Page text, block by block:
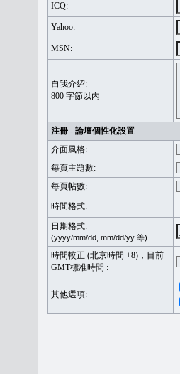
ICQ:
Yahoo:
MSN:
自我介紹:
800 字節以內
注冊 - 論壇個性化設置
介面風格:
每頁主題數:
每頁帖數:
時間格式:
日期格式:
(yyyy/mm/dd, mm/dd/yy 等)
時間較正 (北京時間 +8)，目前
GMT標准時間 :
其他選項: